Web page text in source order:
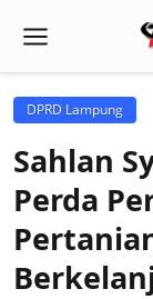
DPRD Lampung
Sahlan
Perda